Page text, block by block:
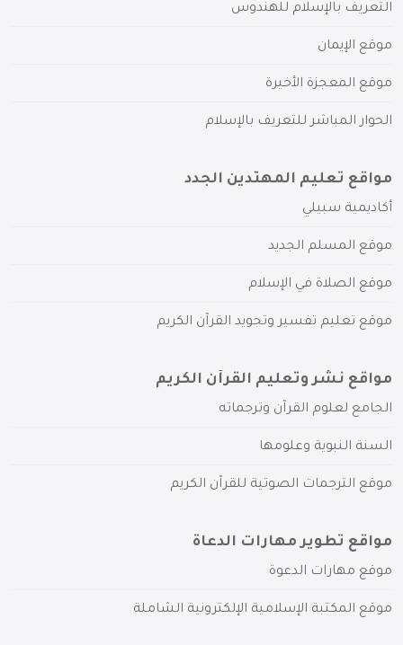
التعريف بالإسلام للهندوس
موقع الإيمان
موقع المعجزة الأخيرة
الحوار المباشر للتعريف بالإسلام
مواقع تعليم المهتدين الجدد
أكاديمية سبيلي
موقع المسلم الجديد
موقع الصلاة في الإسلام
موقع تعليم تفسير وتجويد القرآن الكريم
مواقع نشر وتعليم القرآن الكريم
الجامع لعلوم القرآن وترجماته
السنة النبوية وعلومها
موقع الترجمات الصوتية للقرآن الكريم
مواقع تطوير مهارات الدعاة
موقع مهارات الدعوة
موقع المكتبة الإسلامية الإلكترونية الشاملة